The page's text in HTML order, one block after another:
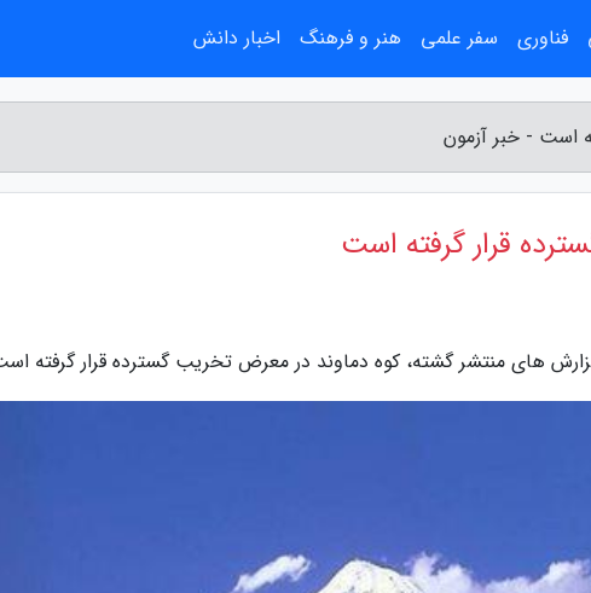
است - خبر آزمون
قرار گرفته است
های منتشر گشته، کوه دماوند در معرض تخریب گسترده قرار گرفته
فناوری سفر علمی هنر و فرهنگ اخبار دانش